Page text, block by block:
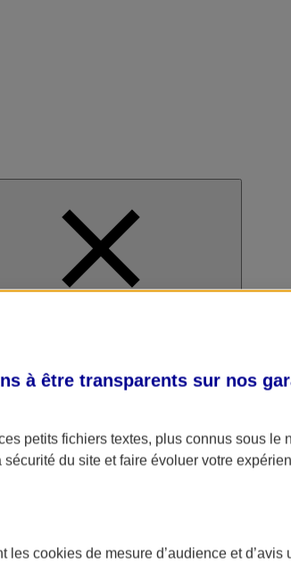
à être transparents sur nos
petits fichiers textes, plus connus sous le
du site et faire évoluer votre
les cookies de mesure d’audience et